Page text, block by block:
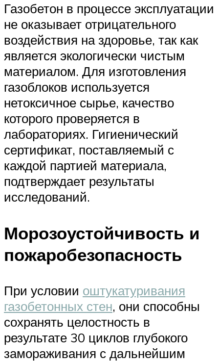
Газобетон в процессе эксплуатации
не оказывает отрицательного
воздействия на здоровье, так как
является экологически чистым
материалом. Для изготовления
газоблоков используется
нетоксичное сырье, качество
которого проверяется в
лабораториях. Гигиенический
сертификат, поставляемый с
каждой партией материала,
подтверждает результаты
исследований.
Морозоустойчивость и
пожаробезопасность
При условии оштукатуривания
газобетонных стен, они способны
сохранять целостность в
результате 30 циклов глубокого
замораживания с дальнейшим